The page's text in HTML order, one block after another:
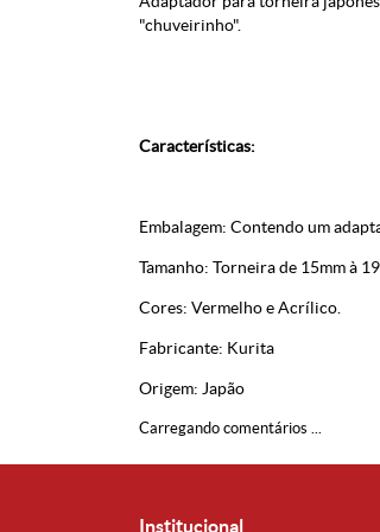
"chuveirinho".
Características:
Embalagem: Contendo um
Tamanho: Torneira de 15mm à
Cores: Vermelho e Acrílico.
Fabricante: Kurita
Origem: Japão
Carregando comentários ...
Institucional